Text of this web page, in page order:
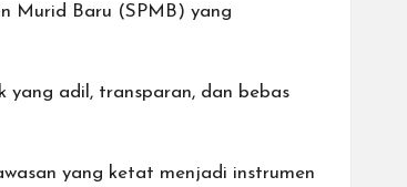
Murid Baru (SPMB) yang
yang adil, transparan, dan bebas
yang ketat menjadi instrumen